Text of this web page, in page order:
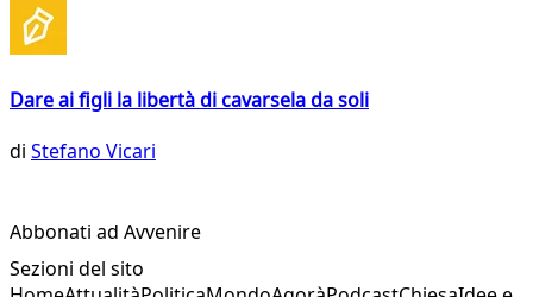
Dare ai figli la libertà di cavarsela da soli
di Stefano Vicari
Abbonati ad Avvenire
Sezioni del sito